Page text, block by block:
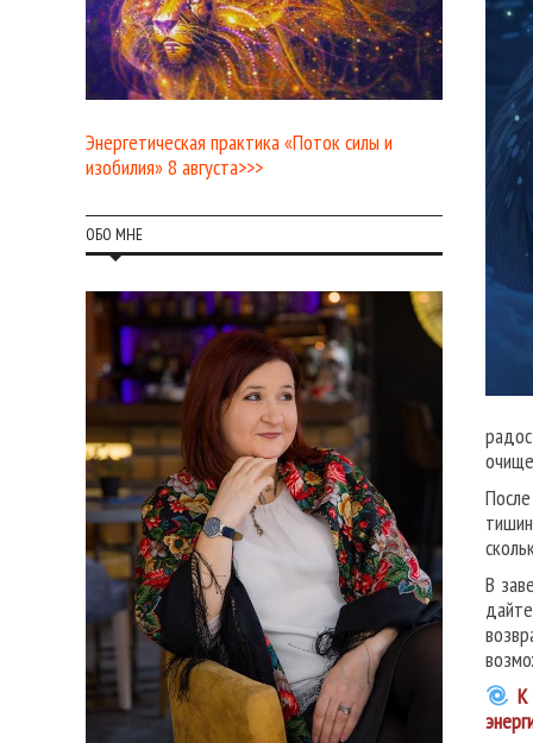
В
К
Энергетическая практика «Поток силы и
изобилия» 8 августа>>>
ОБО МНЕ